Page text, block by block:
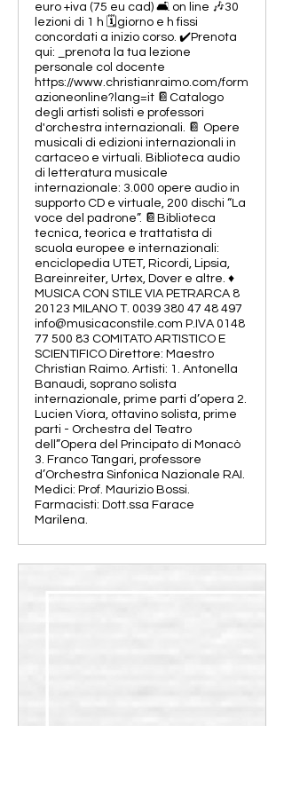
euro +iva (75 eu cad) 🛋️ on line 🎶30
lezioni di 1 h 🗓️giorno e h fissi
concordati a inizio corso. ✔️Prenota
qui: _prenota la tua lezione
personale col docente
https://www.christianraimo.com/form
azioneonline?lang=it 📔Catalogo
degli artisti solisti e professori
d'orchestra internazionali. 📔 Opere
musicali di edizioni internazionali in
cartaceo e virtuali. Biblioteca audio
di letteratura musicale
internazionale: 3.000 opere audio in
supporto CD e virtuale, 200 dischi “La
voce del padrone”. 📔Biblioteca
tecnica, teorica e trattatista di
scuola europee e internazionali:
enciclopedia UTET, Ricordi, Lipsia,
Bareinreiter, Urtex, Dover e altre. ♦️
MUSICA CON STILE VIA PETRARCA 8
20123 MILANO T. 0039 380 47 48 497
info@musicaconstile.com P.IVA 0148
77 500 83 COMITATO ARTISTICO E
SCIENTIFICO Direttore: Maestro
Christian Raimo. Artisti: 1. Antonella
Banaudi, soprano solista
internazionale, prime parti d’opera 2.
Lucien Viora, ottavino solista, prime
parti - Orchestra del Teatro
dell”Opera del Principato di Monacò
3. Franco Tangari, professore
d’Orchestra Sinfonica Nazionale RAI.
Medici: Prof. Maurizio Bossi.
Farmacisti: Dott.ssa Farace
Marilena.